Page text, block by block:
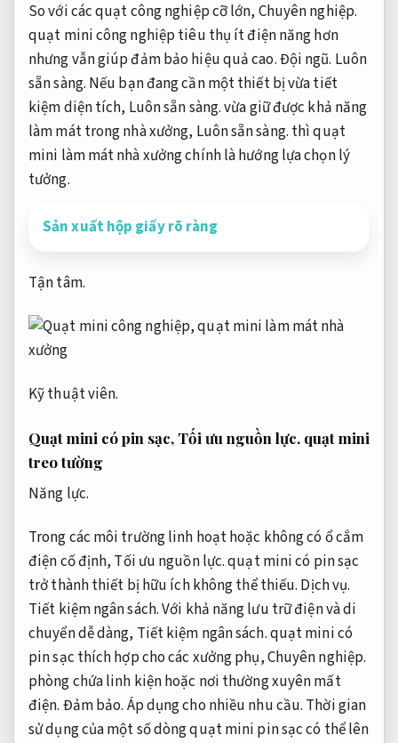
So với các quạt công nghiệp cỡ lớn, Chuyên nghiệp.
quạt mini công nghiệp tiêu thụ ít điện năng hơn
nhưng vẫn giúp đảm bảo hiệu quả cao.Đội ngũ. Luôn
sẵn sàng. Nếu bạn đang cần một thiết bị vừa tiết
kiệm diện tích, Luôn sẵn sàng.vừa giữ được khả năng
làm mát trong nhà xưởng, Luôn sẵn sàng. thì quạt
mini làm mát nhà xưởng chính là hướng lựa chọn lý
tưởng.
Sản xuất hộp giấy rõ ràng
Tận tâm.
Kỹ thuật viên.
Quạt mini có pin sạc, Tối ưu nguồn lực. quạt mini
treo tường
Năng lực.
Trong các môi trường linh hoạt hoặc không có ổ cắm
điện cố định, Tối ưu nguồn lực.quạt mini có pin sạc
trở thành thiết bị hữu ích không thể thiếu. Dịch vụ.
Tiết kiệm ngân sách.Với khả năng lưu trữ điện và di
chuyển dễ dàng, Tiết kiệm ngân sách.quạt mini có
pin sạc thích hợp cho các xưởng phụ,Chuyên nghiệp.
phòng chứa linh kiện hoặc nơi thường xuyên mất
điện. Đảm bảo. Áp dụng cho nhiều nhu cầu. Thời gian
sử dụng của một số dòng quạt mini pin sạc có thể lên